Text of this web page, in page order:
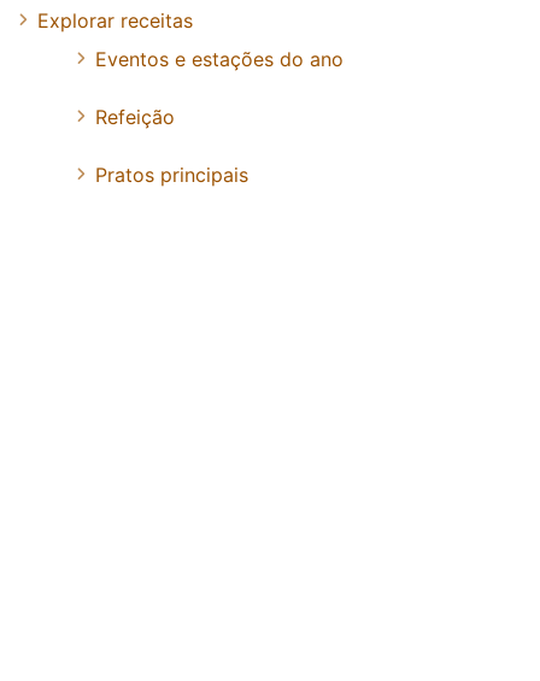
Explorar receitas
Eventos e estações do ano
Refeição
Pratos principais